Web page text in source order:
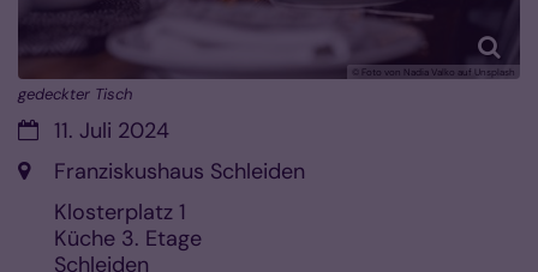
© Foto von Nadia Valko auf Unsplash
gedeckter Tisch
Datum:11. Juli 2024
Ort: Franziskushaus Schleiden
Klosterplatz 1
Küche 3. Etage
Schleiden